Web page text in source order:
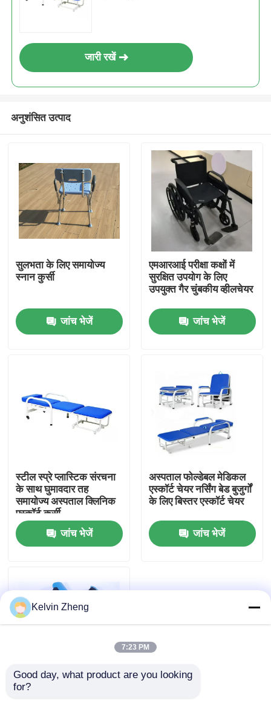
उत्पाद
हमारे बारे में
कारखाने का दौरा
गुणवत्ता नियंत्रण
हमसे संपर्क करें
समाचार
जारी रखें
अनुशंसित उत्पाद
सुलभता के लिए समायोज्य
स्नान कुर्सी
जांच भेजें
एमआरआई परीक्षा कक्षों में
सुरक्षित उपयोग के लिए
उपयुक्त गैर चुंबकीय व्हीलचेयर
जांच भेजें
स्टील स्प्रे प्लास्टिक संरचना
के साथ घुमावदार तह
समायोज्य अस्पताल क्लिनिक
एस्कॉर्ट कुर्सी
जांच भेजें
अस्पताल फोल्डेबल मेडिकल
एस्कॉर्ट चेयर नर्सिंग बेड बुजुर्गों
के लिए बिस्तर एस्कॉर्ट चेयर
जांच भेजें
डीजी-ई29 प्रेस्प्लिट
Kelvin Zheng
7:23 PM
Good day, what product are you looking
for?